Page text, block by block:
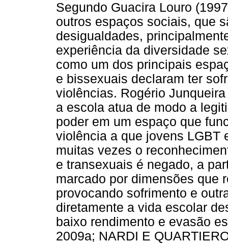
Segundo Guacira Louro
outros espaços sociais, que
desigualdades,
experiência da diversidade
como um dos principais
e bissexuais declaram ter
violências. Rogério
a escola atua de modo a
poder em um espaço que
violência a que jovens LGBT
muitas vezes o
e transexuais é negado, a
marcado por dimensões que
provocando sofrimento e
diretamente a vida escolar
baixo rendimento e evasão
2009a; NARDI E